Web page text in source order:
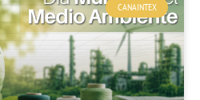
CANAINTEX